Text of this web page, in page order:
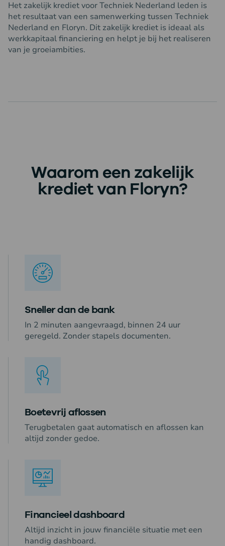
Het zakelijk krediet voor Techniek Nederland leden is
het resultaat van een samenwerking tussen Techniek
Nederland en Floryn. Dit zakelijk krediet is ideaal als
werkkapitaal financiering en helpt je bij het realiseren
van je groeiambities.
Waarom een zakelijk
krediet van Floryn?
Sneller dan de bank
In 2 minuten aangevraagd, binnen 24 uur
geregeld. Zonder stapels documenten.
Boetevrij aflossen
Terugbetalen gaat automatisch en aflossen kan
altijd zonder gedoe.
Financieel dashboard
Altijd inzicht in jouw financiële situatie met een
handig dashboard.